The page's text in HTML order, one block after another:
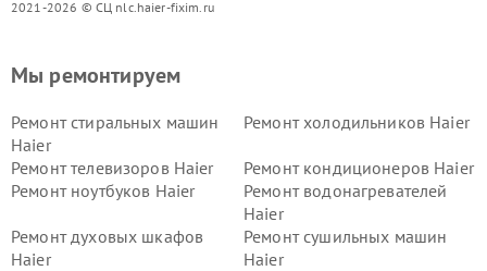
2021-2026 © СЦ nlc.haier-fixim.ru
Мы ремонтируем
Ремонт стиральных машин
Haier
Ремонт холодильников Haier
Ремонт телевизоров Haier
Ремонт кондиционеров Haier
Ремонт ноутбуков Haier
Ремонт водонагревателей
Haier
Ремонт духовых шкафов
Haier
Ремонт сушильных машин
Haier